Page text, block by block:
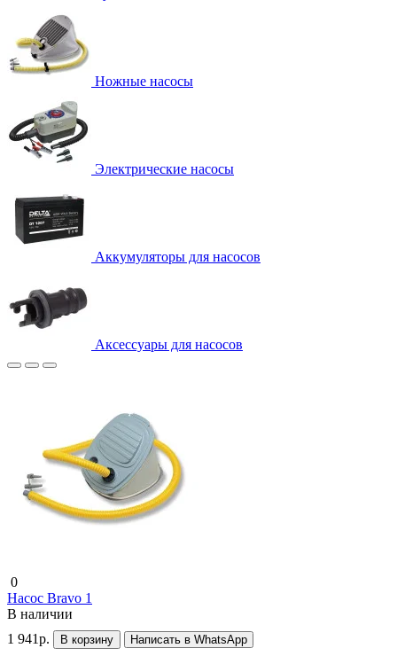
Ножные насосы
Электрические насосы
Аккумуляторы для насосов
Аксессуары для насосов
0
Насос Bravo 1
В наличии
1 941р.
В корзину Написать в WhatsApp